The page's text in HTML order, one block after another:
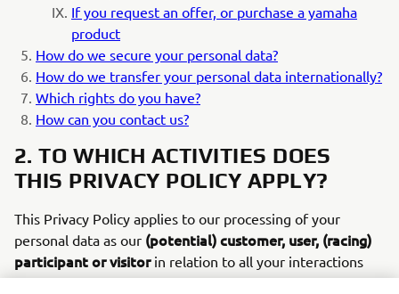
If you request an offer, or purchase a yamaha
product
How do we secure your personal data?
How do we transfer your personal data internationally?
Which rights do you have?
How can you contact us?
2. TO WHICH ACTIVITIES DOES
THIS PRIVACY POLICY APPLY?
This Privacy Policy applies to our processing of your
personal data as our (potential) customer, user, (racing)
participant or visitorin relation to all your interactions
with our websites, apps, events, competitions, service,